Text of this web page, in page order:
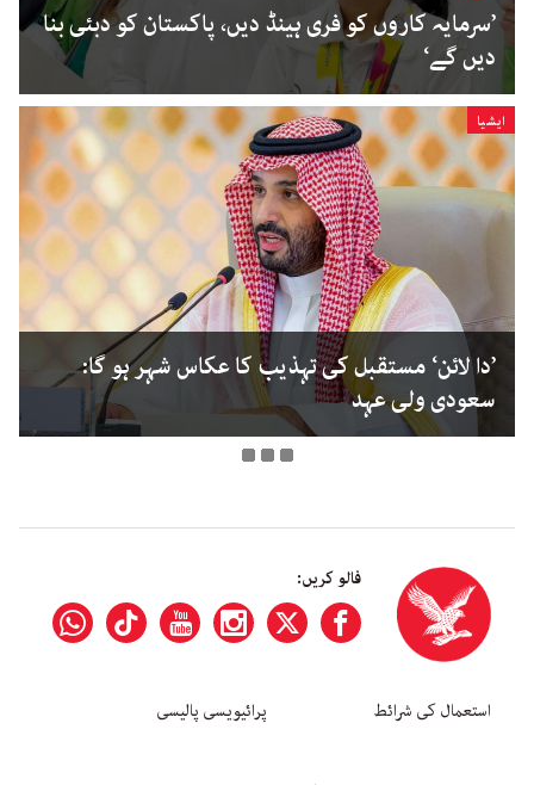
’سرمایہ کاروں کو فری ہینڈ دیں، پاکستان کو دبئی بنا
دیں گے‘
ایشیا
’دا لائن‘ مستقبل کی تہذیب کا عکاس شہر ہو گا:
سعودی ولی عہد
فالو کریں:
استعمال کی شرائط پرائیویسی پالیسی